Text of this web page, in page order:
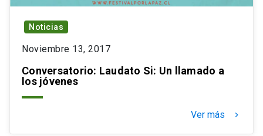
Noticias
Noviembre 13, 2017
Conversatorio: Laudato Si: Un llamado a
los jóvenes
Ver más keyboard_arrow_right